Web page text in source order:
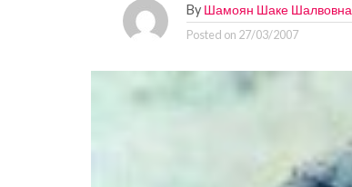
By Шамоян Шаке Шалвовна
Posted on 27/03/2007